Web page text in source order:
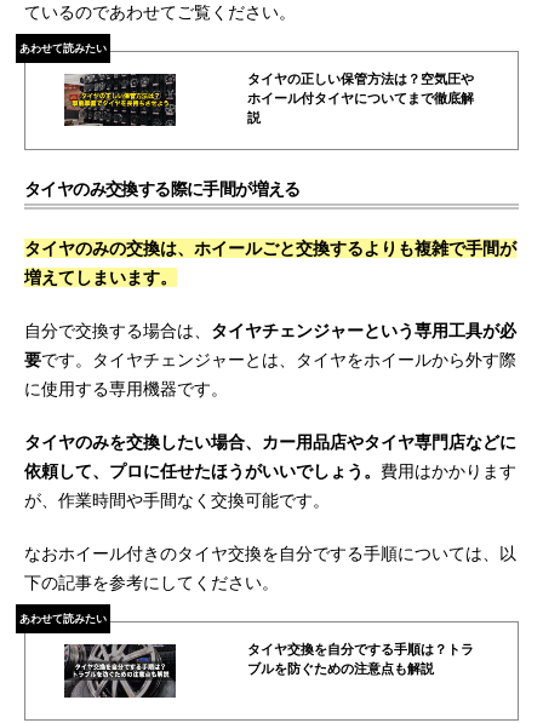
ているのであわせてご覧ください。
あわせて読みたい
タイヤの正しい保管方法は？空気圧や
ホイール付タイヤについてまで徹底解
説
タイヤのみ交換する際に手間が増える
タイヤのみの交換は、ホイールごと交換するよりも複雑で手間が
増えてしまいます。
自分で交換する場合は、 タイヤチェンジャーという専用工具が必
要です。タイヤチェンジャーとは、タイヤをホイールから外す際
に使用する専用機器です。
タイヤのみを交換したい場合、カー用品店やタイヤ専門店などに
依頼して、プロに任せたほうがいいでしょう。 費用はかかります
が、作業時間や手間なく交換可能です。
なおホイール付きのタイヤ交換を自分でする手順については、以
下の記事を参考にしてください。
あわせて読みたい
タイヤ交換を自分でする手順は？トラ
ブルを防ぐための注意点も解説